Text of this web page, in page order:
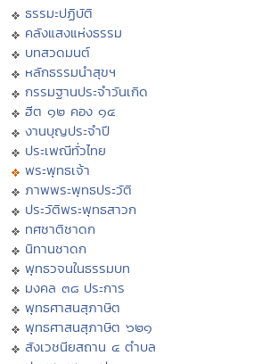
ธรรมะปฏิบัติ
คลังแสงแห่งธรรม
บทสวดมนต์
หลักธรรมนำสุขฯ
กรรมฐานประจำวันเกิด
ฮีต ๑๒ คอง ๑๔
งานบุญประจำปี
ประเพณีทั่วไทย
พระพุทธเจ้า
ภาพพระพุทธประวัติ
ประวัติพระพุทธสาวก
ทศชาติชาดก
นิทานชาดก
พุทธวจนในธรรมบท
มงคล ๓๘ ประการ
พุทธศาสนสุภาษิต
พุทธศาสนสุภาษิต ๖๒๑
สังเวชนียสถาน ๔ ตำบล